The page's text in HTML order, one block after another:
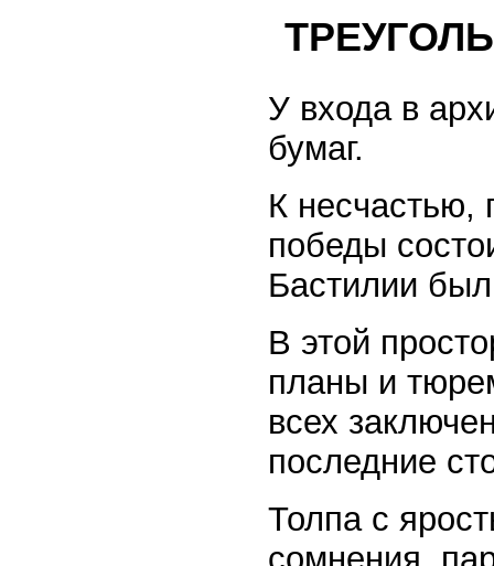
У входа в
бумаг.
К несчастью,
победы
Бастилии
В этой
планы и
всех
последние
Толпа с